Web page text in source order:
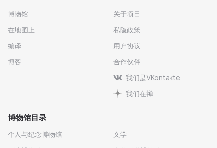
博物馆
在地图上
编译
博客
关于项目
私隐政策
用户协议
合作伙伴
我们是VKontakte
我们在禅
博物馆目录
个人与纪念博物馆
文学